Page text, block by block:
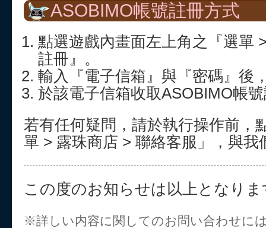
ASOBIMO帳號註冊方式
點選遊戲內畫面左上角之『選單
註冊』。
輸入『電子信箱』與『密碼』後
於該電子信箱收取ASOBIMO帳
若有任何疑問，請於執行操作前，
單 > 露珠商店 > 聯絡客服」，與我
この度のお知らせは以上となりま
※詳しい内容に関してのお問い合わせに